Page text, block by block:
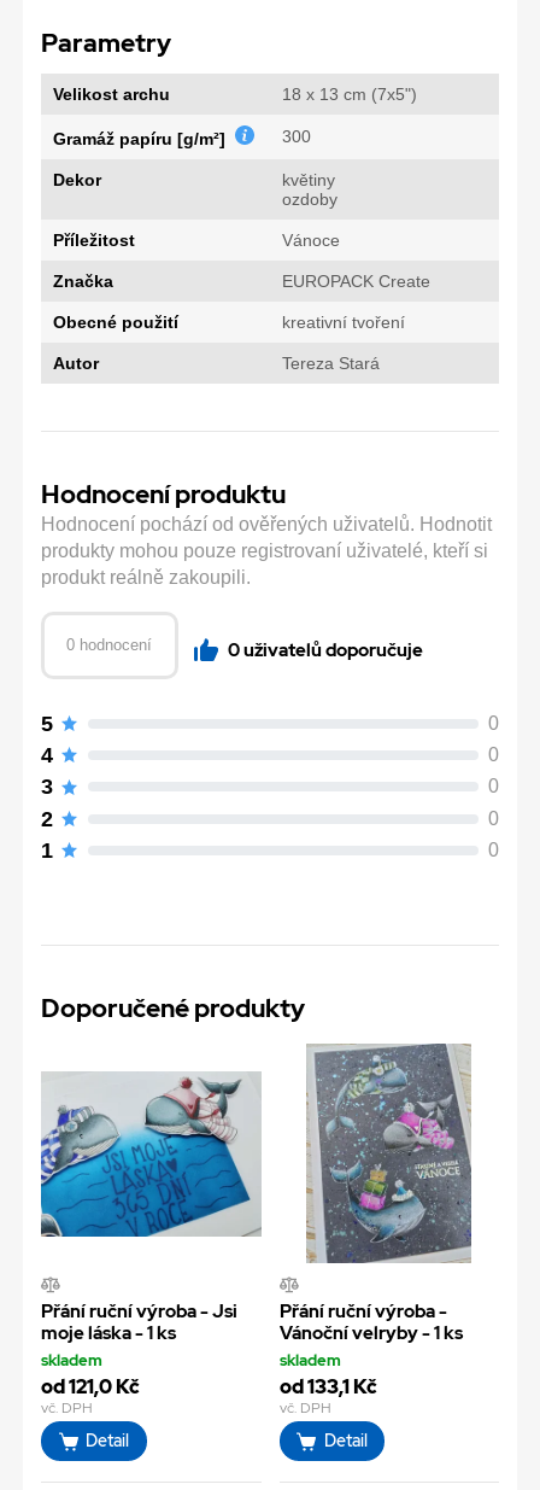
Parametry
Velikost archu 18 x 13 cm (7x5")
Gramáž papíru [g/m²] 300
Dekor
květiny
ozdoby
Příležitost Vánoce
Značka EUROPACK Create
Obecné použití kreativní tvoření
Autor Tereza Stará
Hodnocení produktu
Hodnocení pochází od ověřených uživatelů. Hodnotit
produkty mohou pouze registrovaní uživatelé, kteří si
produkt reálně zakoupili.
0 hodnocení 0 uživatelů doporučuje
5 0
4 0
3 0
2 0
1 0
Doporučené produkty
Přání ruční výroba - Jsi
moje láska - 1 ks
skladem
od 121,0 Kč
vč. DPH
Detail
Přání ruční výroba -
Vánoční velryby - 1 ks
skladem
od 133,1 Kč
vč. DPH
Detail